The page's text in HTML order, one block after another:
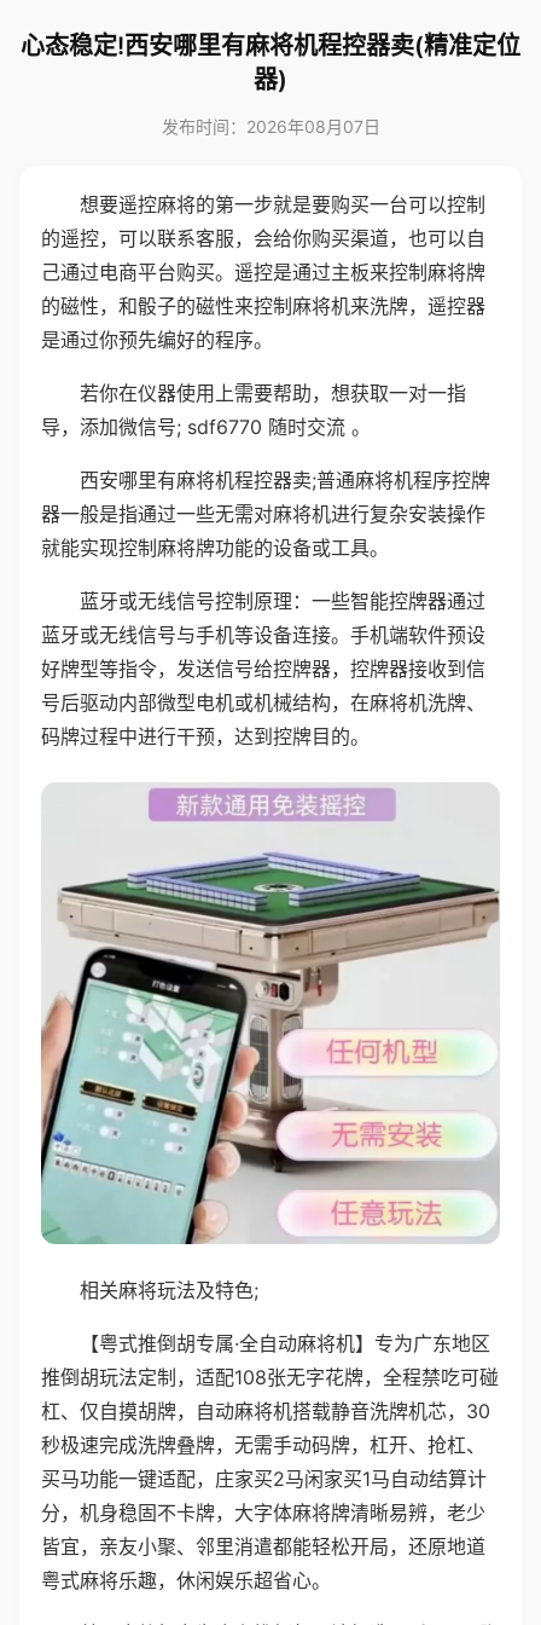
心态稳定!西安哪里有麻将机程控器卖(精准定位
器)
发布时间：2026年08月07日
想要遥控麻将的第一步就是要购买一台可以控制
的遥控，可以联系客服，会给你购买渠道，也可以自
己通过电商平台购买。遥控是通过主板来控制麻将牌
的磁性，和骰子的磁性来控制麻将机来洗牌，遥控器
是通过你预先编好的程序。
若你在仪器使用上需要帮助，想获取一对一指
导，添加微信号; sdf6770 随时交流 。
西安哪里有麻将机程控器卖;普通麻将机程序控牌
器一般是指通过一些无需对麻将机进行复杂安装操作
就能实现控制麻将牌功能的设备或工具。
蓝牙或无线信号控制原理：一些智能控牌器通过
蓝牙或无线信号与手机等设备连接。手机端软件预设
好牌型等指令，发送信号给控牌器，控牌器接收到信
号后驱动内部微型电机或机械结构，在麻将机洗牌、
码牌过程中进行干预，达到控牌目的。
相关麻将玩法及特色;
【粤式推倒胡专属·全自动麻将机】专为广东地区
推倒胡玩法定制，适配108张无字花牌，全程禁吃可碰
杠、仅自摸胡牌，自动麻将机搭载静音洗牌机芯，30
秒极速完成洗牌叠牌，无需手动码牌，杠开、抢杠、
买马功能一键适配，庄家买2马闲家买1马自动结算计
分，机身稳固不卡牌，大字体麻将牌清晰易辨，老少
皆宜，亲友小聚、邻里消遣都能轻松开局，还原地道
粤式麻将乐趣，休闲娱乐超省心。